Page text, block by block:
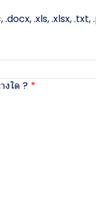
.xls, .xlsx,
งใด ?